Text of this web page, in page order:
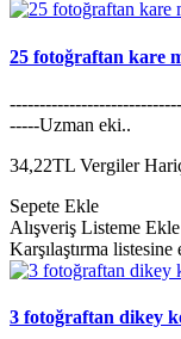
25 fotoğraftan kare
-----Uzman eki..
34,22TL Vergiler
Sepete Ekle
Alışveriş Listeme Ekle
Karşılaştırma listesine
3 fotoğraftan dikey